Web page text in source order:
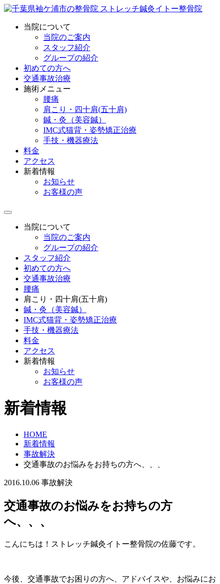
当院について
当院のご案内
スタッフ紹介
グループの紹介
初めての方へ
交通事故治療
施術メニュー
腰痛
肩こり・四十肩(五十肩)
鍼・灸（美容鍼）
IMC式猫背・姿勢矯正治療
手技・機器療法
料金
アクセス
新着情報
お知らせ
お客様の声
当院について
当院のご案内
グループの紹介
スタッフ紹介
初めての方へ
交通事故治療
腰痛
肩こり・四十肩(五十肩)
鍼・灸（美容鍼）
IMC式猫背・姿勢矯正治療
手技・機器療法
料金
アクセス
新着情報
お知らせ
お客様の声
新着情報
HOME
新着情報
事故解決
交通事故のお悩みをお持ちの方へ、、、
2016.10.06 事故解決
交通事故のお悩みをお持ちの方
へ、、、
こんにちは！ストレッチ鍼灸イトー整骨院の佐藤です。
今後、交通事故でお困りの方へ、アドバイスや、お悩みにお